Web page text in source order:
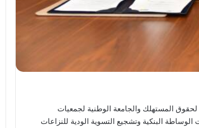
المستهلك والجامعة الوطنية لجمعيات
البنكية وتشجيع التسوية الودية للنزاعات